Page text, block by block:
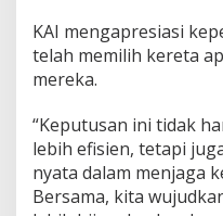
KAI mengapresiasi
telah memilih kereta
mereka.
“Keputusan ini tidak
lebih efisien, tetapi
nyata dalam menjaga
Bersama, kita